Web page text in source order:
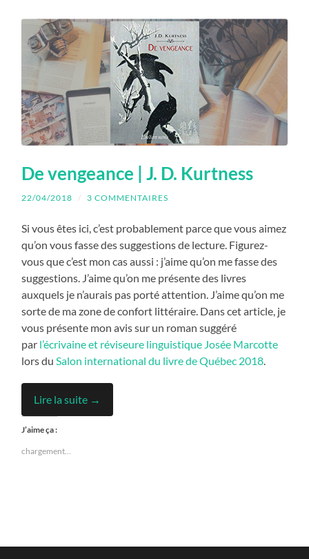
De vengeance | J. D. Kurtness
22/04/2018 / 3 COMMENTAIRES
Si vous êtes ici, c’est probablement parce que vous aimez
qu’on vous fasse des suggestions de lecture. Figurez-
vous que c’est mon cas aussi : j’aime qu’on me fasse des
suggestions. J’aime qu’on me présente des livres
auxquels je n’aurais pas porté attention. J’aime qu’on me
sorte de ma zone de confort littéraire. Dans cet article, je
vous présente mon avis sur un roman suggéré
par l’écrivaine et réviseure linguistique Josée Marcotte
lors duSalon international du livre de Québec 2018.
Lire la suite →
J’aime ça :
chargement…